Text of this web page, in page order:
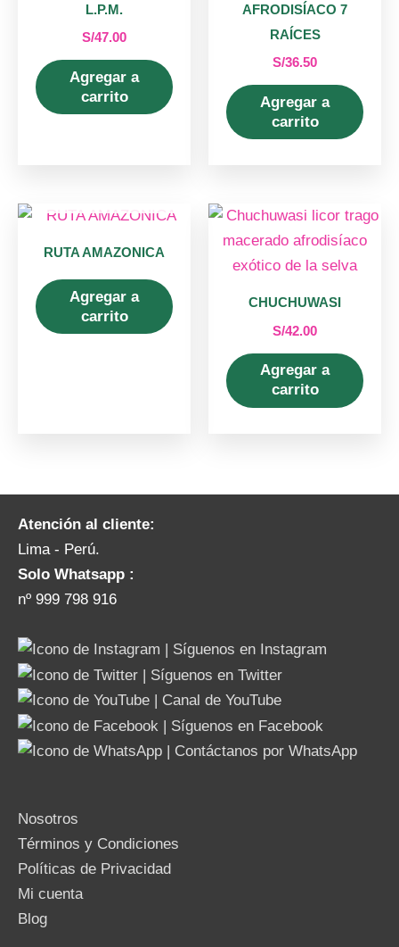
L.P.M.
S/47.00
Agregar a
carrito
AFRODISÍACO 7
RAÍCES
S/36.50
Agregar a
carrito
RUTA AMAZONICA
Agregar a
carrito
CHUCHUWASI
S/42.00
Agregar a
carrito
Atención al cliente:
Lima - Perú.
Solo Whatsapp :
nº 999 798 916
Nosotros
Términos y Condiciones
Políticas de Privacidad
Mi cuenta
Blog